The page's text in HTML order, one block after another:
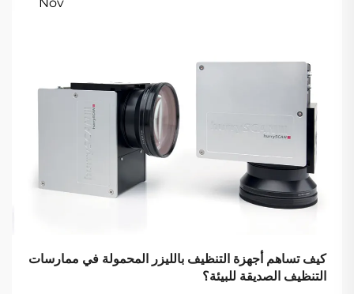
Nov
كيف تساهم أجهزة التنظيف بالليزر المحمولة في ممارسات
التنظيف الصديقة للبيئة؟